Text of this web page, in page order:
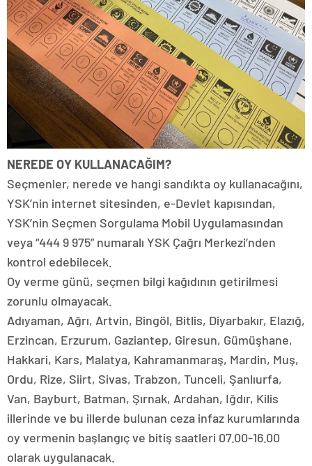
NEREDE OY KULLANACAĞIM?
Seçmenler, nerede ve hangi sandıkta oy kullanacağını,
YSK’nin internet sitesinden, e-Devlet kapısından,
YSK’nin Seçmen Sorgulama Mobil Uygulamasından
veya “444 9 975” numaralı YSK Çağrı Merkezi’nden
kontrol edebilecek.
Oy verme günü, seçmen bilgi kağıdının getirilmesi
zorunlu olmayacak.
Adıyaman, Ağrı, Artvin, Bingöl, Bitlis, Diyarbakır, Elazığ,
Erzincan, Erzurum, Gaziantep, Giresun, Gümüşhane,
Hakkari, Kars, Malatya, Kahramanmaraş, Mardin, Muş,
Ordu, Rize, Siirt, Sivas, Trabzon, Tunceli, Şanlıurfa,
Van, Bayburt, Batman, Şırnak, Ardahan, Iğdır, Kilis
illerinde ve bu illerde bulunan ceza infaz kurumlarında
oy vermenin başlangıç ve bitiş saatleri 07.00-16.00
olarak uygulanacak.